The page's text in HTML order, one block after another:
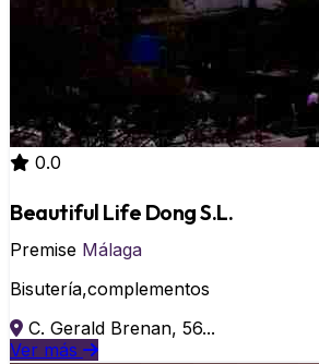
0.0
Beautiful Life Dong S.L.
Premise Málaga
Bisutería,complementos
C. Gerald Brenan, 56...
Ver más